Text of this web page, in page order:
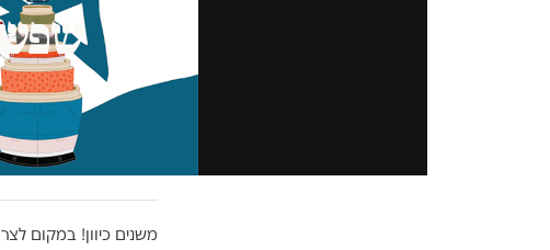
משנים כיוון! במקום